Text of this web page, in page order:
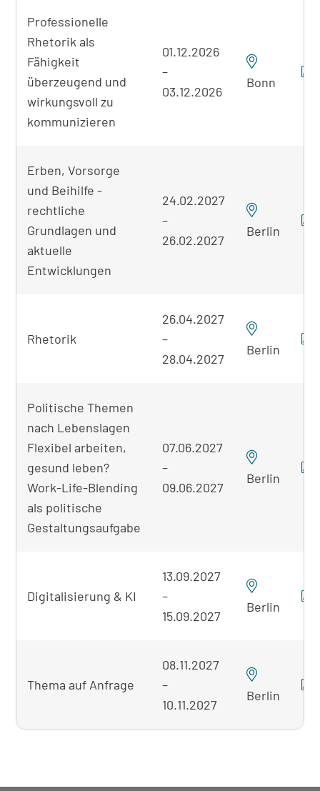
Professionelle
Rhetorik als
Fähigkeit
überzeugend und
wirkungsvoll zu
kommunizieren
01.12.2026
–
03.12.2026
Bonn
Erben, Vorsorge
und Beihilfe -
rechtliche
Grundlagen und
aktuelle
Entwicklungen
24.02.2027
–
26.02.2027
Berlin
Rhetorik
26.04.2027
–
28.04.2027
Berlin
Politische Themen
nach Lebenslagen
Flexibel arbeiten,
gesund leben?
Work-Life-Blending
als politische
Gestaltungsaufgabe
07.06.2027
–
09.06.2027
Berlin
Digitalisierung & KI
13.09.2027
–
15.09.2027
Berlin
Thema auf Anfrage
08.11.2027
–
10.11.2027
Berlin